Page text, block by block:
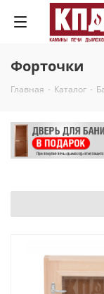
Форточки
Главная - Каталог -